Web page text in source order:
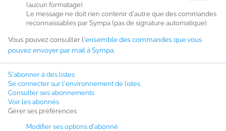
(aucun formatage).
Le message ne doit rien contenir d'autre que des commandes
reconnaissables par Sympa (pas de signature automatique).
Vous pouvez consulter l'ensemble des commandes que vous
pouvez envoyer par mail à Sympa
S'abonner à des listes
Se connecter sur l'environnement de listes
Consulter ses abonnements
Voir les abonnés
Gérer ses préférences
Modifier ses options d'abonné